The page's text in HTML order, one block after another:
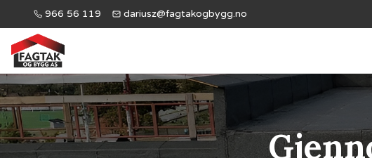
966 56 119 dariusz@fagtakogbygg.no